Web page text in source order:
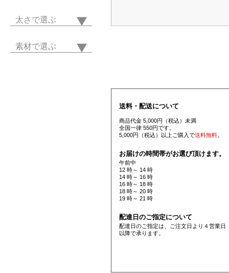
太さで選ぶ
素材で選ぶ
送料・配送について
商品代金 5,000円（税込）未満
全国一律 550円です。
5,000円（税込）以上ご購入で送料無料。
お届けの時間帯がお選び頂けます。
午前中
12 時～ 14 時
14 時～ 16 時
16 時～ 18 時
18 時～ 20 時
19 時～ 21 時
配達日のご指定について
配達日のご指定は、ご注文日より４営業日
以降で承ります。